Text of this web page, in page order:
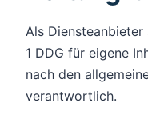
Als
1 DDG für eigene
nach den
verantwortlich.